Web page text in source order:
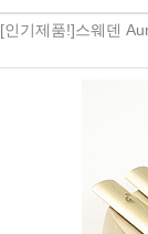
[인기제품!]스웨덴